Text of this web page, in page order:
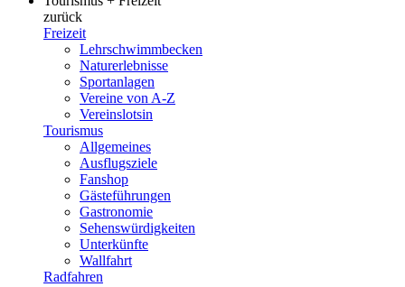
zurück
Freizeit
Lehrschwimmbecken
Naturerlebnisse
Sportanlagen
Vereine von A-Z
Vereinslotsin
Tourismus
Allgemeines
Ausflugsziele
Fanshop
Gästeführungen
Gastronomie
Sehenswürdigkeiten
Unterkünfte
Wallfahrt
Radfahren